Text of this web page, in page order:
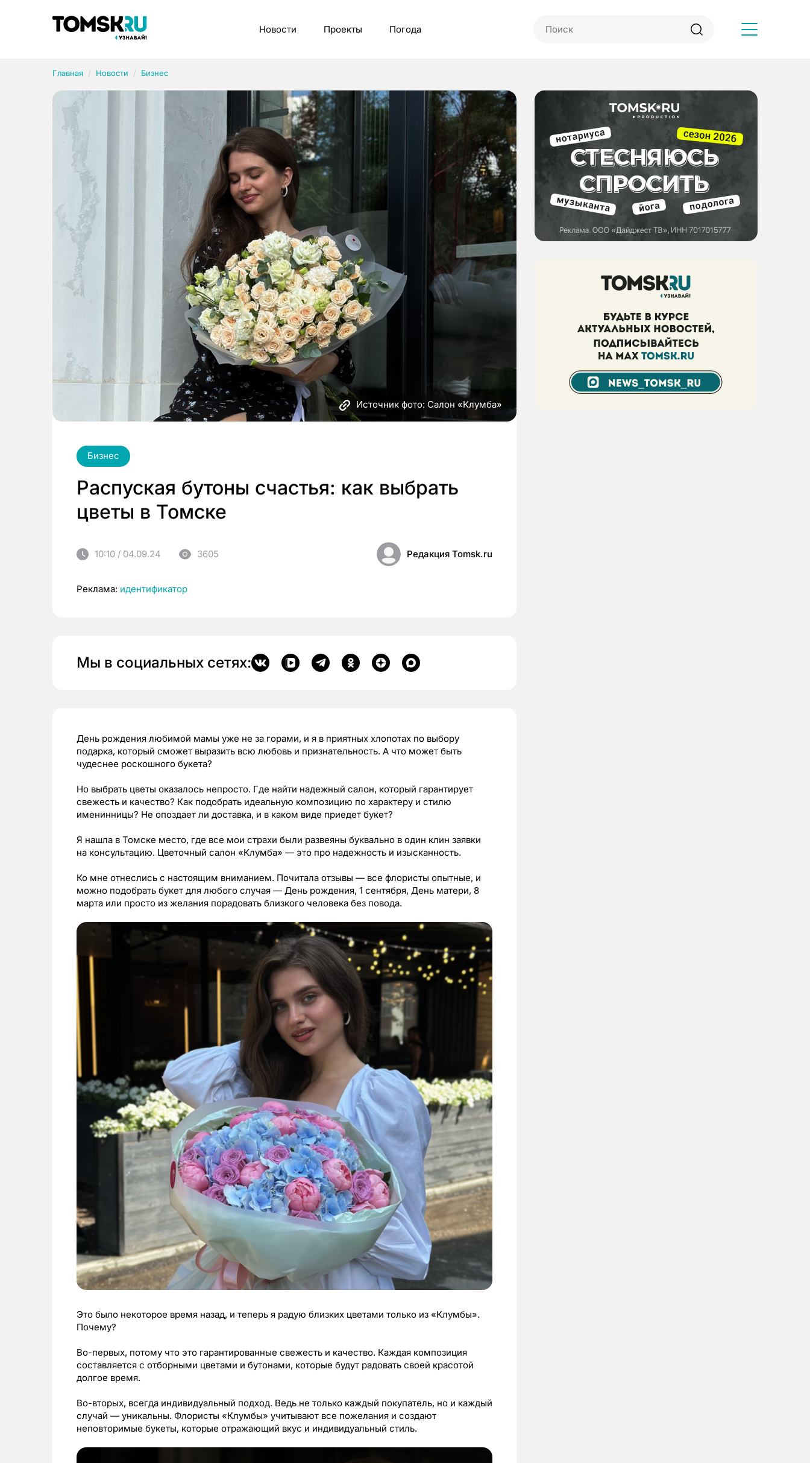
Новости Проекты Погода
Главная Новости Бизнес
Источник фото: Салон «Клумба»
Бизнес
Распуская бутоны счастья: как выбрать
цветы в Томске
10:10 / 04.09.24 3605 Редакция Tomsk.ru
Реклама: идентификатор
Мы в социальных сетях:
День рождения любимой мамы уже не за горами, и я в приятных хлопотах по выбору
подарка, который сможет выразить всю любовь и признательность. А что может быть
чудеснее роскошного букета?
Но выбрать цветы оказалось непросто. Где найти надежный салон, который гарантирует
свежесть и качество? Как подобрать идеальную композицию по характеру и стилю
именинницы? Не опоздает ли доставка, и в каком виде приедет букет?
Я нашла в Томске место, где все мои страхи были развеяны буквально в один клин заявки
на консультацию. Цветочный салон «Клумба» — это про надежность и изысканность.
Ко мне отнеслись с настоящим вниманием. Почитала отзывы — все флористы опытные, и
можно подобрать букет для любого случая — День рождения, 1 сентября, День матери, 8
марта или просто из желания порадовать близкого человека без повода.
Это было некоторое время назад, и теперь я радую близких цветами только из «Клумбы».
Почему?
Во-первых, потому что это гарантированные свежесть и качество. Каждая композиция
составляется с отборными цветами и бутонами, которые будут радовать своей красотой
долгое время.
Во-вторых, всегда индивидуальный подход. Ведь не только каждый покупатель, но и каждый
случай — уникальны. Флористы «Клумбы» учитывают все пожелания и создают
неповторимые букеты, которые отражающий вкус и индивидуальный стиль.
Рубрики